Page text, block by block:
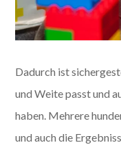
Dadurch ist
und Weite passt und
haben. Mehrere
und auch die